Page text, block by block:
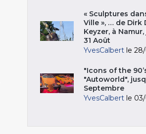
« Sculptures
Ville », … de Dirk
Keyzer, à Namur,
31 Août
YvesCalbert le
"Icons of the
"Autoworld",
Septembre
YvesCalbert le